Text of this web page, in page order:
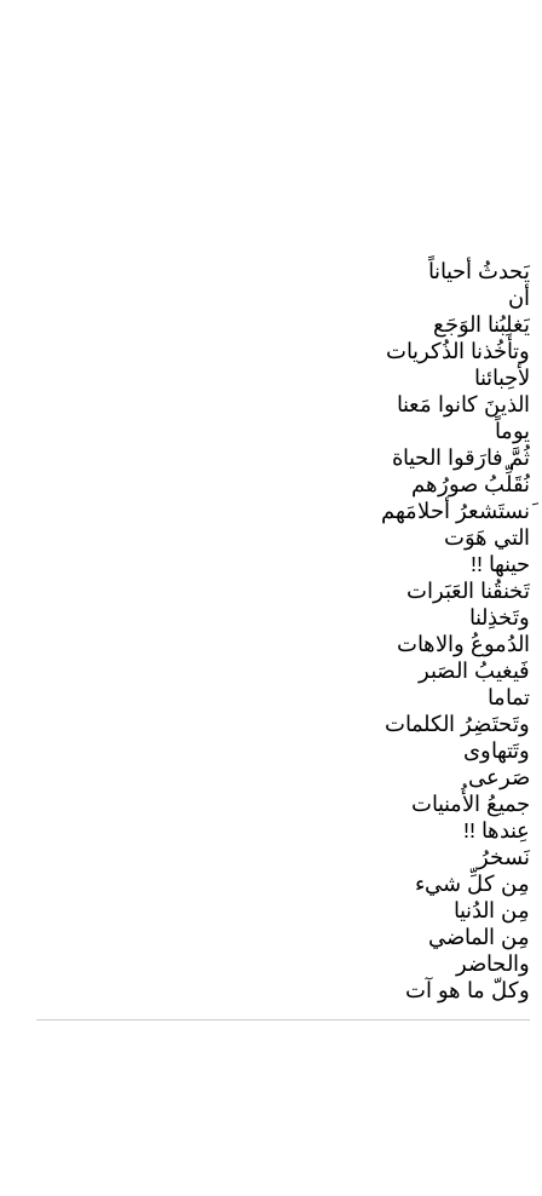
يَحدثُ أحياناً
أن
يَغلِبُنا الوَجَع
وتأخُذنا الذُكريات
لأحِبائنا
الذينَ كانوا مَعنا
يوماً
ثُمَّ فارَقوا الحياة
نُقَلِّبُ صورُهم
َنستَشعرُ أحلامَهم
التي هَوَت
حينها !!
تَخنقُنا العَبَرات
وتَخذِلنا
الدُموعُ والاهات
فَيغيبُ الصَبر
تماما
وتَحتَضِرُ الكلمات
وتَتهاوى
صَرعى
جميعُ الأُمنيات
عِندها !!
نَسخرُ
مِن كلِّ شيء
مِن الدُنيا
مِن الماضي
والحاضر
وكلّ ما هو آت